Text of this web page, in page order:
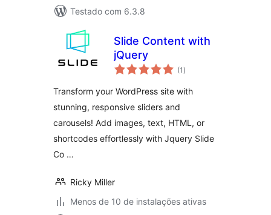
Testado com 6.3.8
Slide Content with
jQuery
(1 total
de
)
Transform your WordPress site with
stunning, responsive sliders and
carousels! Add images, text, HTML, or
shortcodes effortlessly with Jquery Slide
Co …
Ricky Miller
Menos de 10 de instalações ativas